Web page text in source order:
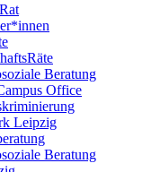
Beratung
Office
Leipzig
Beratung